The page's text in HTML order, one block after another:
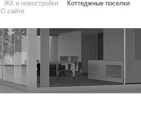
ЖК и новостройки
Коттеджные поселки
О сайте